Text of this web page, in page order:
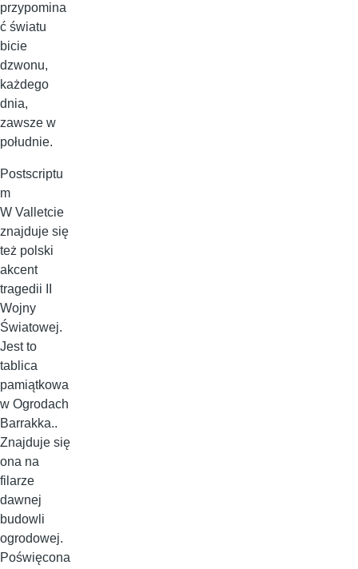
przypomina
ć światu
bicie
dzwonu,
każdego
dnia,
zawsze w
południe.
Postscriptu
m
W Valletcie
znajduje się
też polski
akcent
tragedii II
Wojny
Światowej.
Jest to
tablica
pamiątkowa
w Ogrodach
Barrakka..
Znajduje się
ona na
filarze
dawnej
budowli
ogrodowej.
Poświęcona